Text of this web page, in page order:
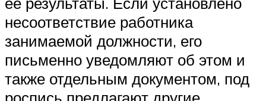
несоответствие работника
занимаемой должности, его
письменно уведомляют об этом и
также отдельным документом, под
роспись предлагают другие